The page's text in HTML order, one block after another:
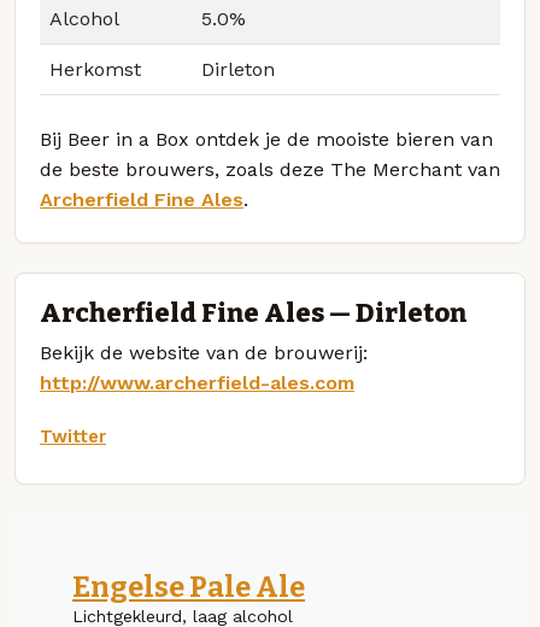
Alcohol 5.0%
Herkomst Dirleton
Bij Beer in a Box ontdek je de mooiste bieren van
de beste brouwers, zoals deze The Merchant van
Archerfield Fine Ales.
Archerfield Fine Ales — Dirleton
Bekijk de website van de brouwerij:
http://www.archerfield-ales.com
Twitter
Engelse Pale Ale
Lichtgekleurd, laag alcohol